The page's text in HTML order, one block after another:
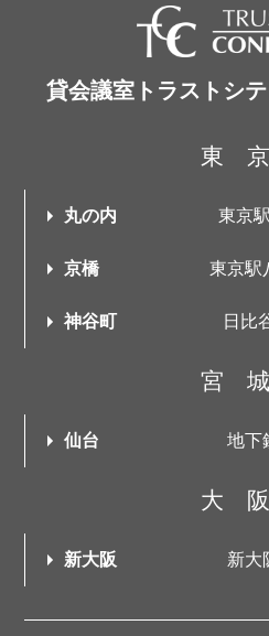
貸会議室トラストシ
東
丸の内 東京
京橋 東京駅
神谷町 日比
宮
仙台 地下
大
新大阪 新大